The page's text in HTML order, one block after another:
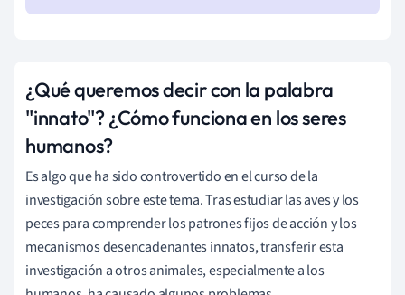
¿Qué queremos decir con la palabra
"innato"? ¿Cómo funciona en los seres
humanos?
Es algo que ha sido controvertido en el curso de la
investigación sobre este tema. Tras estudiar las aves y los
peces para comprender los patrones fijos de acción y los
mecanismos desencadenantes innatos, transferir esta
investigación a otros animales, especialmente a los